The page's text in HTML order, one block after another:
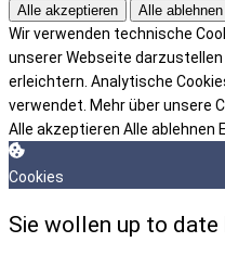
Alle akzeptieren Alle ablehnen
Wir verwenden technische
unserer Webseite
erleichtern. Analytische
verwendet. Mehr über unsere
Alle akzeptieren Alle ablehnen
Cookies
Sie wollen up to date